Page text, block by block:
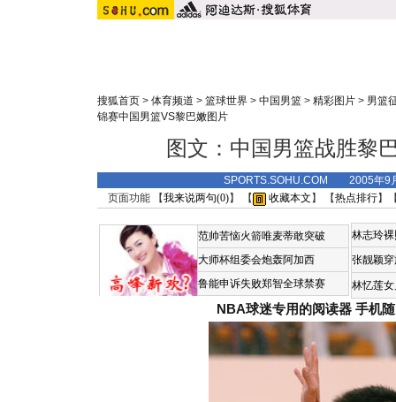
搜狐首页 > 体育频道 > 篮球世界 > 中国男篮 > 精彩图片 > 男篮
锦赛中国男篮VS黎巴嫩图片
图文：中国男篮战胜黎
SPORTS.SOHU.COM 2005年9
页面功能 【我来说两句(0)】 【 收藏本文 】 【热点排行】
范帅苦恼火箭唯麦蒂敢突破
大师杯组委会炮轰阿加西
鲁能申诉失败郑智全球禁赛
林志玲
张靓颖
林忆莲
NBA球迷专用的阅读器 手机